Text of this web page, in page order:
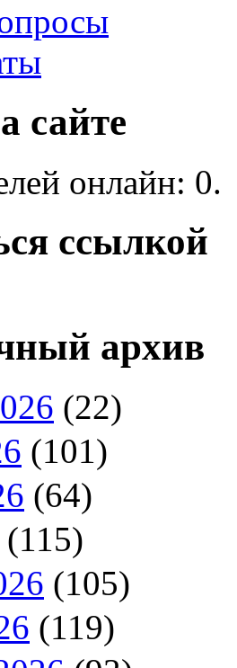
сайте
онлайн: 0.
ссылкой
архив
(22)
(101)
(64)
(115)
(105)
(119)